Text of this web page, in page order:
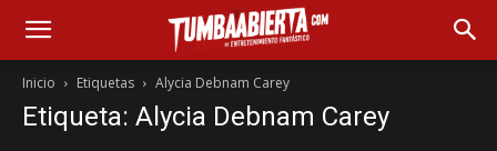
Inicio Etiquetas Alycia Debnam Carey
Etiqueta: Alycia Debnam Carey